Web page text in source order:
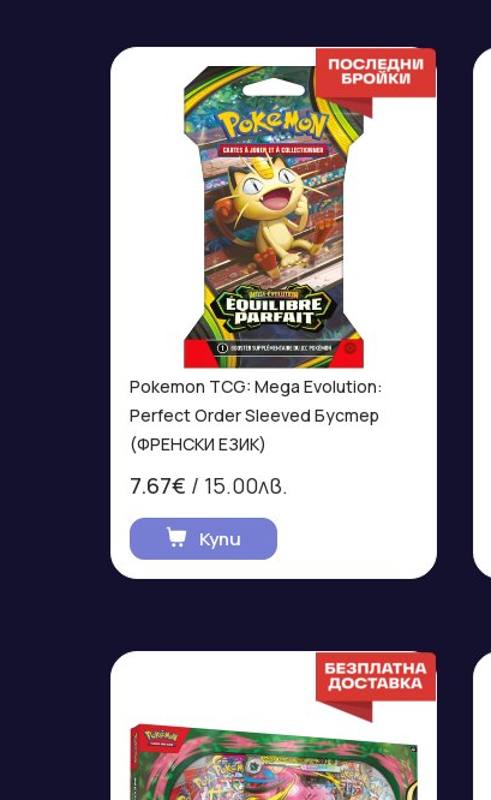
Pokemon TCG: Mega Evolution:
Perfect Order Sleeved Бустер
(ФРЕНСКИ ЕЗИК)
7.67€ / 15.00лв.
Купи